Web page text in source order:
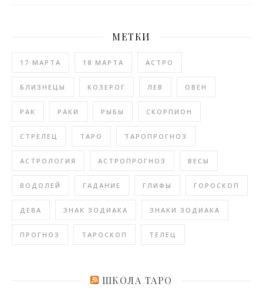
МЕТКИ
17 МАРТА 18 МАРТА АСТРО
БЛИЗНЕЦЫ КОЗЕРОГ ЛЕВ ОВЕН
РАК РАКИ РЫБЫ СКОРПИОН
СТРЕЛЕЦ ТАРО ТАРОПРОГНОЗ
АСТРОЛОГИЯ АСТРОПРОГНОЗ ВЕСЫ
ВОДОЛЕЙ ГАДАНИЕ ГЛИФЫ ГОРОСКОП
ДЕВА ЗНАК ЗОДИАКА ЗНАКИ ЗОДИАКА
ПРОГНОЗ ТАРОСКОП ТЕЛЕЦ
ШКОЛА ТАРО